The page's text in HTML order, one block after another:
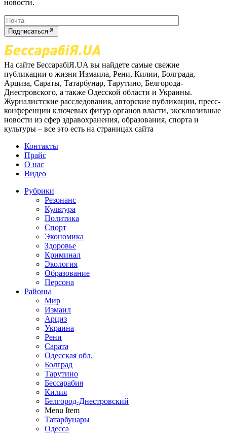
новости.
Подписаться
На сайте БессарабіЯ.UA вы найдете самые свежие
публикации о жизни Измаила, Рени, Килии, Болграда,
Арциза, Сараты, Татарбунар, Тарутино, Белгорода-
Днестровского, а также Одесской области и Украины.
Журналистские расследования, авторские публикации, пресс-
конференции ключевых фигур органов власти, эксклюзивные
новости из сфер здравохранения, образования, спорта и
культуры – все это есть на страницах сайта
Контакты
Прайс
О нас
Видео
Рубрики
Резонанс
Культура
Политика
Спорт
Экономика
Здоровье
Криминал
Экология
Образование
Персона
Районы
Мир
Измаил
Арциз
Украина
Рени
Сарата
Одесская обл.
Болград
Тарутино
Бессарабия
Килия
Белгород-Днестровский
Menu Item
Татарбунары
Одесса